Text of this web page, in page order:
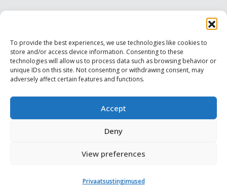
To provide the best experiences, we use technologies like cookies to
store and/or access device information. Consenting to these
technologies will allow us to process data such as browsing behavior or
unique IDs on this site. Not consenting or withdrawing consent, may
adversely affect certain features and functions.
Accept
Deny
View preferences
Privaatsustingimused
Unterkunft
Genusserlebnisse
Sehenswürdigkeiten
Für Tourismusprofis
Harju-, Rapla- ja Läänemaa DMO